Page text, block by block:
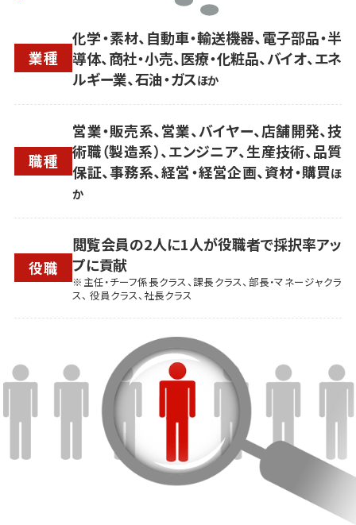
業種
化学・素材、自動車・輸送機器、電子部品・半
導体、商社・小売、医療・化粧品、バイオ、エネ
ルギー業、石油・ガスほか
職種
営業・販売系、営業、バイヤー、店舗開発、技
術職（製造系）、エンジニア、生産技術、品質
保証、事務系、経営・経営企画、資材・購買ほ
か
役職
閲覧会員の2人に1人が役職者で採択率アッ
プに貢献
※主任・チーフ係長クラス、課長クラス、部長・マネージャクラ
ス、 役員クラス、社長クラス